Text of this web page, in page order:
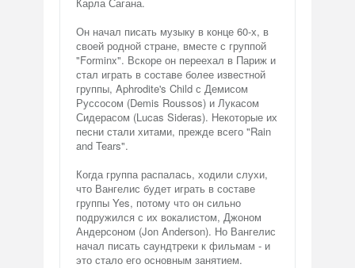
Он начал писать музыку в конце 60-х, в
своей родной стране, вместе с группой
"Forminx". Вскоре он переехал в Париж и
стал играть в составе более известной
группы, Aphrodite's Child с Демисом
Руссосом (Demis Roussos) и Лукасом
Сидерасом (Lucas Sideras). Некоторые их
песни стали хитами, прежде всего "Rain
and Tears".
Когда группа распалась, ходили слухи,
что Вангелис будет играть в составе
группы Yes, потому что он сильно
подружился с их вокалистом, Джоном
Андерсоном (Jon Anderson). Но Вангелис
начал писать саундтреки к фильмам - и
это стало его основным занятием.